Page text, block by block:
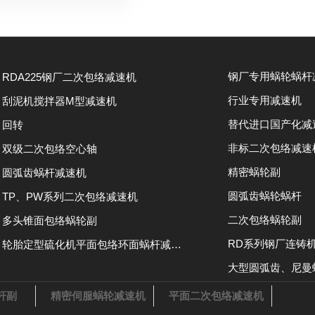
RDA225钢厂二次包络减速机
刮泥机搅拌器M型减速机
回转
双级二次包络空心轴
圆弧齿蜗杆减速机
TP、PW系列二次包络减速机
多头锥面包络蜗轮副
轮胎定型硫化机平面包络环面蜗杆减速机
行业专用减速机
替代进口国产化减
非标二次包络减速
精密蜗轮副
圆弧齿蜗轮蜗杆
二次包络蜗轮副
副 精密伺服蜗轮减速机 平面二次包络减速机